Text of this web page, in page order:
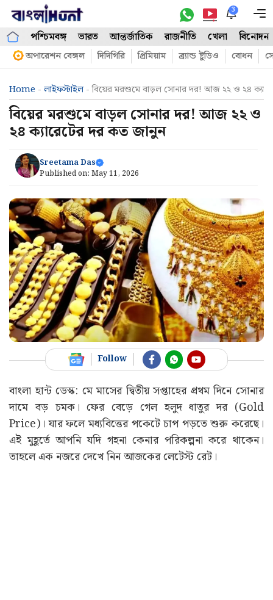
Skip
content
3
পশ্চিমবঙ্গ ভারত আন্তর্জাতিক রাজনীতি খেলা বিনোদন
অপারেশন বেঙ্গল দিদিগিরি প্রিমিয়াম ব্র্যান্ড ষ্টুডিও বোধন
Home - লাইফস্টাইল-বিয়ের মরশুমে বাড়ল সোনার দর! আজ ২২ ও ২৪
বিয়ের মরশুমে বাড়ল সোনার দর! আজ ২২ ও
২৪ ক্যারেটের দর কত জানুন
Sreetama Das
Published on: May 11, 2026
Follow
বাংলা হান্ট ডেস্ক: মে মাসের দ্বিতীয় সপ্তাহের প্রথম দিনে সোনার
দামে বড় চমক। ফের বেড়ে গেল হলুদ ধাতুর দর (Gold
Price)। যার ফলে মধ্যবিত্তের পকেটে চাপ পড়তে শুরু করেছে।
এই মুহূর্তে আপনি যদি গহনা কেনার পরিকল্পনা করে থাকেন।
তাহলে এক নজরে দেখে নিন আজকের লেটেস্ট রেট।